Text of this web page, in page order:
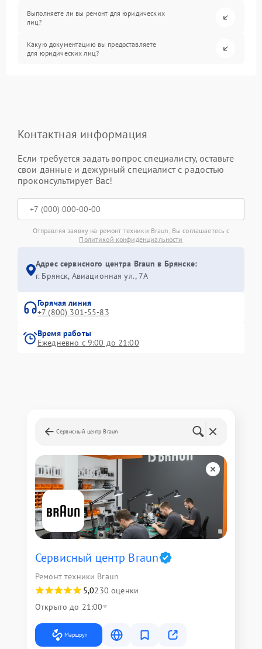
Выполняете ли вы ремонт для юридических
лиц?
Какую документацию вы предоставляете
для юридических лиц?
Контактная информация
Если требуется задать вопрос специалисту, оставьте
свои данные и дежурный специалист с радостью
проконсультирует Вас!
Отправляя заявку на ремонт техники Braun, Вы соглашаетесь с
Политикой конфиденциальности
Адрес сервисного центра Braun в Брянске:
г. Брянск, Авиационная ул., 7А
Горячая линия
+7 (800) 301-55-83
Время работы
Ежедневно с 9:00 до 21:00
Сервисный центр Braun
Сервисный центр Braun
Ремонт техники Braun
5,0230 оценки
Открыто до 21:00
Маршрут